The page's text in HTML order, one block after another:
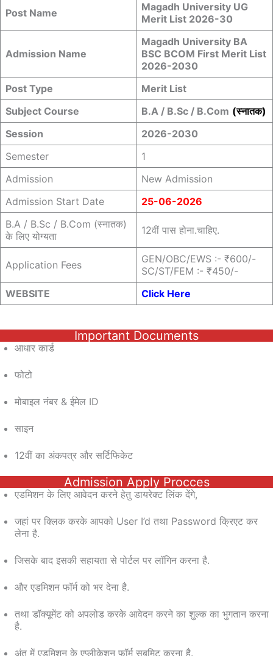
Post Name
Magadh University UG
Merit List 2026-30
Admission Name
Magadh University BA
BSC BCOM First Merit List
2026-2030
Post Type
Merit List
Subject Course
B.A / B.Sc / B.Com (स्नातक)
Session
2026-2030
Semester
1
Admission
New Admission
Admission Start Date
25-06-2026
B.A / B.Sc / B.Com (स्नातक)
के लिए योग्यता
12वीं पास होना.चाहिए.
Application Fees
GEN/OBC/EWS :- ₹600/-
SC/ST/FEM :- ₹450/-
WEBSITE
Click Here
Important Documents
आधार कार्ड
फोटो
मोबाइल नंबर & ईमेल ID
साइन
12वीं का अंकपत्र और सर्टिफिकेट
Admission Apply Procces
एडमिशन के लिए आवेदन करने हेतु डायरेक्ट लिंक देंगे,
जहां पर क्लिक करके आपको User I’d तथा Password क्रिएट कर
लेना है.
जिसके बाद इसकी सहायता से पोर्टल पर लॉगिन करना है.
और एडमिशन फॉर्म को भर देना है.
तथा डॉक्यूमेंट को अपलोड करके आवेदन करने का शुल्क का भुगतान करना
है.
अंत में एडमिशन के एप्लीकेशन फॉर्म सबमिट करना है.